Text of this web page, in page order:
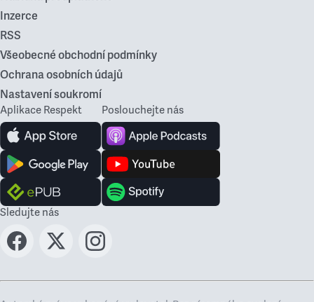
Inzerce
RSS
Všeobecné obchodní podmínky
Ochrana osobních údajů
Nastavení soukromí
Aplikace Respekt Poslouchejte nás
Sledujte nás